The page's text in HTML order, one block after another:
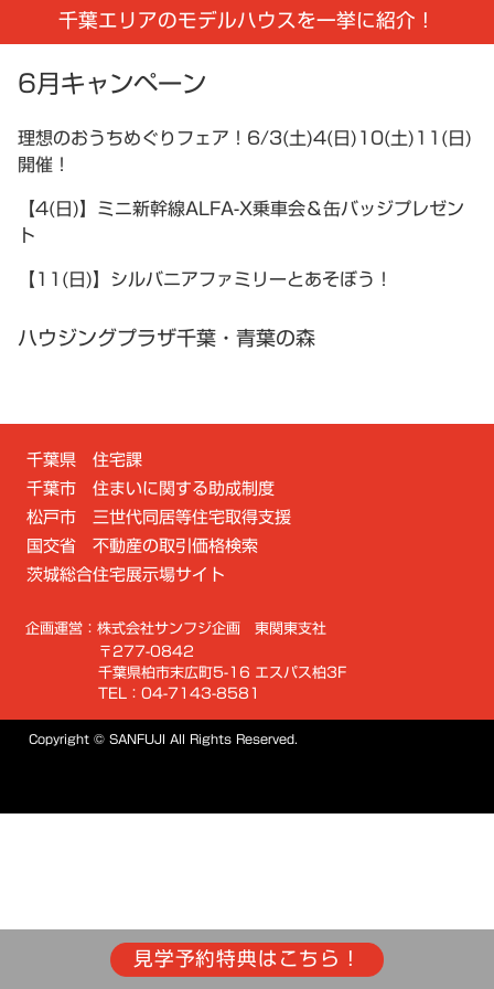
千葉エリアのモデルハウスを一挙に紹介！
6月キャンペーン
理想のおうちめぐりフェア！6/3(土)4(日)10(土)11(日)
開催！
【4(日)】ミニ新幹線ALFA-X乗車会＆缶バッジプレゼン
ト
【11(日)】シルバニアファミリーとあそぼう！
ハウジングプラザ千葉・青葉の森
千葉県 住宅課
千葉市 住まいに関する助成制度
松戸市 三世代同居等住宅取得支援
国交省 不動産の取引価格検索
茨城総合住宅展示場サイト
企画運営：株式会社サンフジ企画 東関東支社
〒277-0842
千葉県柏市末広町5-16 エスパス柏3F
TEL：04-7143-8581
Copyright © SANFUJI All Rights Reserved.